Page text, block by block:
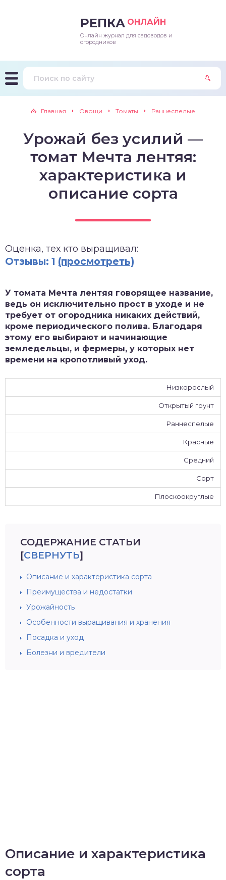
РЕПКА ОНЛАЙН
Онлайн журнал для садоводов и
огородников
Главная Овощи Томаты Раннеспелые
Урожай без усилий —
томат Мечта лентяя:
характеристика и
описание сорта
Оценка, тех кто выращивал:
Отзывы: 1 (просмотреть)
У томата Мечта лентяя говорящее название,
ведь он исключительно прост в уходе и не
требует от огородника никаких действий,
кроме периодического полива. Благодаря
этому его выбирают и начинающие
земледельцы, и фермеры, у которых нет
времени на кропотливый уход.
Низкорослый
Открытый грунт
Раннеспелые
Красные
Средний
Сорт
Плоскоокруглые
СОДЕРЖАНИЕ СТАТЬИ
[СВЕРНУТЬ]
Описание и характеристика сорта
Преимущества и недостатки
Урожайность
Особенности выращивания и хранения
Посадка и уход
Болезни и вредители
Описание и характеристика
сорта
и подкормки